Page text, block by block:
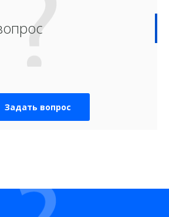
Задать вопрос